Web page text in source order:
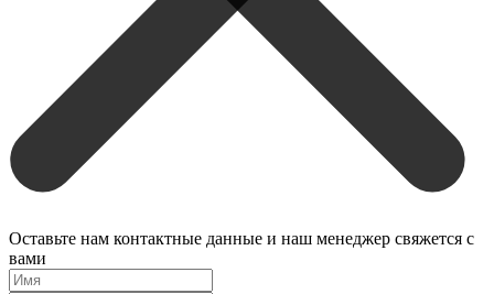
Оставьте нам контактные данные и наш менеджер свяжется с
вами